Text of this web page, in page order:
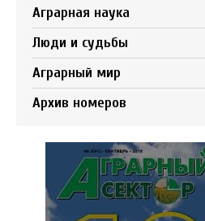
Аграрная наука
Люди и судьбы
Аграрный мир
Архив номеров